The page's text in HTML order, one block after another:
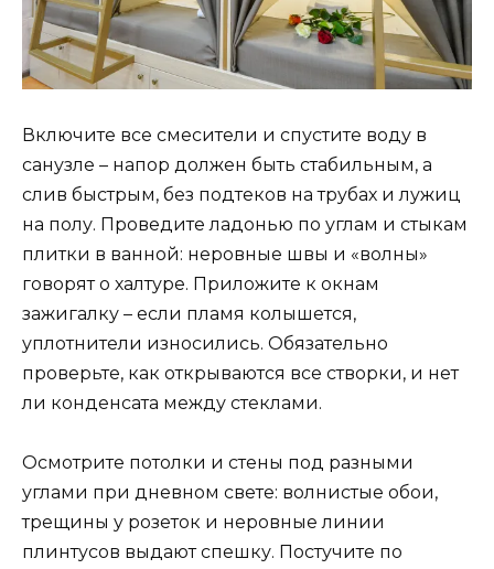
Включите все смесители и спустите воду в
санузле – напор должен быть стабильным, а
слив быстрым, без подтеков на трубах и лужиц
на полу. Проведите ладонью по углам и стыкам
плитки в ванной: неровные швы и «волны»
говорят о халтуре. Приложите к окнам
зажигалку – если пламя колышется,
уплотнители износились. Обязательно
проверьте, как открываются все створки, и нет
ли конденсата между стеклами.
Осмотрите потолки и стены под разными
углами при дневном свете: волнистые обои,
трещины у розеток и неровные линии
плинтусов выдают спешку. Постучите по